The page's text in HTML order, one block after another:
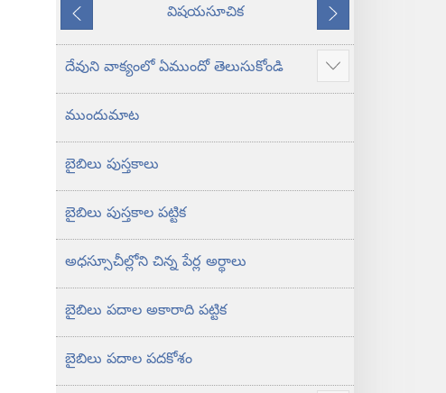
బైబిలు
లోక
బైబిలు
లోక
ముందటి
విషయసూచిక
తరవాతి
దేవుని వాక్యంలో ఏముందో తెలుసుకోండి
ఎక్కువ
చూపించు
ముందుమాట
బైబిలు పుస్తకాలు
బైబిలు పుస్తకాల పట్టిక
అధస్సూచీల్లోని చిన్న పేర్ల అర్థాలు
బైబిలు పదాల అకారాది పట్టిక
బైబిలు పదాల పదకోశం